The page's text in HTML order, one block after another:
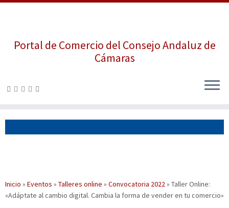
contenido
Portal de Comercio del Consejo Andaluz de
Cámaras
Inicio » Eventos » Talleres online » Convocatoria 2022» Taller Online:
«Adáptate al cambio digital. Cambia la forma de vender en tu comercio»